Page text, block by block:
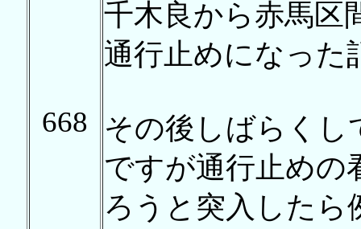
668
千木良から赤馬区
通行止めになった
その後しばらくし
ですが通行止めの
ろうと突入したら